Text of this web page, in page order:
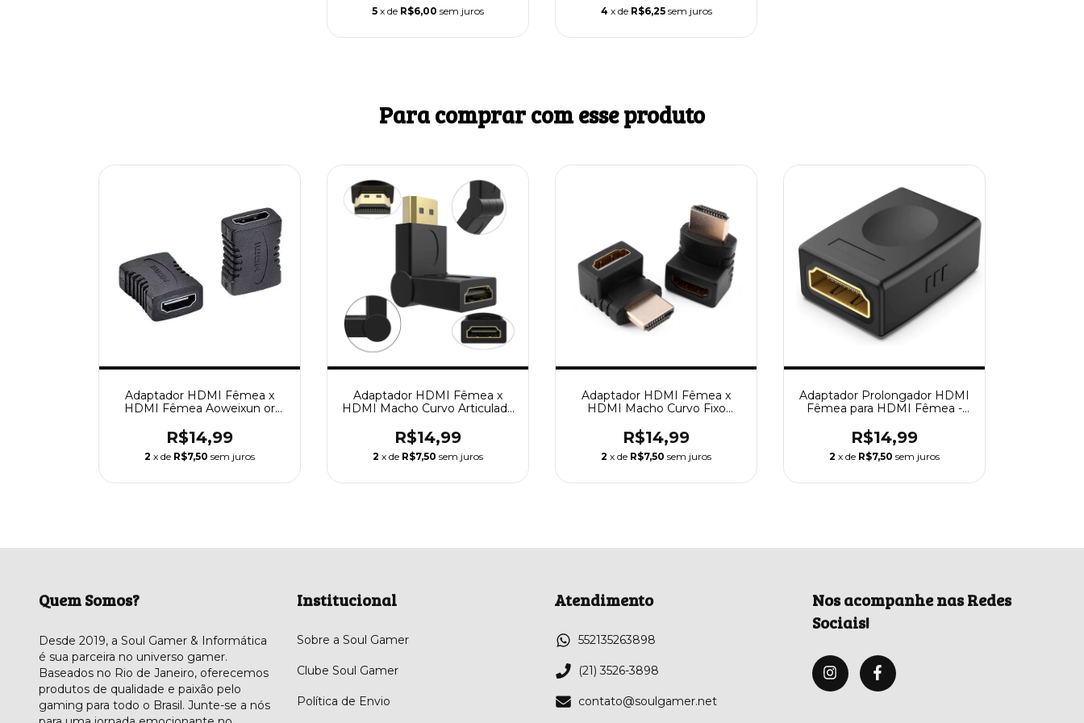
5 x de R$6,00 sem juros 4 x de R$6,25 sem juros
Para comprar com esse produto
Adaptador HDMI Fêmea x
HDMI Fêmea Aoweixun or
R$14,99
2 x de R$7,50 sem juros
Adaptador HDMI Fêmea x
HDMI Macho Curvo Articulado
R$14,99
2 x de R$7,50 sem juros
Adaptador HDMI Fêmea x
HDMI Macho Curvo Fixo
R$14,99
2 x de R$7,50 sem juros
Adaptador Prolongador HDMI
Fêmea para HDMI Fêmea -
R$14,99
2 x de R$7,50 sem juros
Quem Somos?
Desde 2019, a Soul Gamer & Informática
é sua parceira no universo gamer.
Baseados no Rio de Janeiro, oferecemos
produtos de qualidade e paixão pelo
gaming para todo o Brasil. Junte-se a nós
Institucional
Sobre a Soul Gamer
Clube Soul Gamer
Política de Envio
Atendimento
552135263898
(21) 3526-3898
contato@soulgamer.net
Nos acompanhe nas Redes
Sociais!